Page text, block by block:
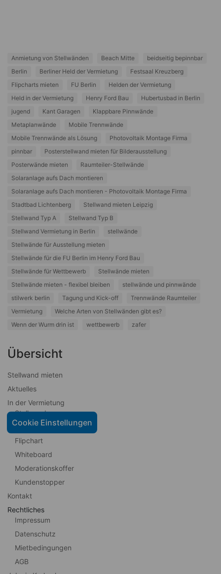
Cookie Einstellungen
Anmietung von Stellwänden Beach Mitte
beidseitig bepinnbar
Berlin
Berliner Held der Vermietung
Festsaal Kreuzberg
Flipcharts mieten
FU Berlin
Helden der Vermietung
Held in der Vermietung
Henry Ford Bau
Hubertusbad in Berlin
jugend
Kant Garagen
Klappbare Pinnwände
Metaplanwände
Mobile Trennwände
Mobile Trennwände als Lösung
Photovoltaik Montage Firma
pinnbar
Posterstellwand mieten für Bilderausstellung
Posterwände mieten
Raumteiler-Stellwände
Solaranlage aufs Dach montieren
Solaranlage aufs Dach montieren - Photovoltaik Montage Firma
Stadtbad Lichtenberg
Stellwand mieten Leipzig
Stellwand Typ A
Stellwand Typ B
Stellwand Vermietung in Berlin
stellwände
Stellwände für Ausstellung mieten
Stellwände für die FU Berlin im Henry Ford Bau
Stellwände für Wettbewerb
Stellwände mieten
Stellwände mieten - flexibel bleiben
stellwände und pinnwände
stilwerk berlin
Tagung und Kick-off
Trennwände Raumteiler
Vermietung
Welche Arten von Stellwänden gibt es?
Wenn der Wurm drin ist
wettbewerb zafer
Übersicht
Stellwand mieten
Aktuelles
In der Vermietung
Stellwand
Pinnwand
Flipchart
Whiteboard
Moderationskoffer
Kundenstopper
Kontakt
Rechtliches
Impressum
Datenschutz
Mietbedingungen
AGB